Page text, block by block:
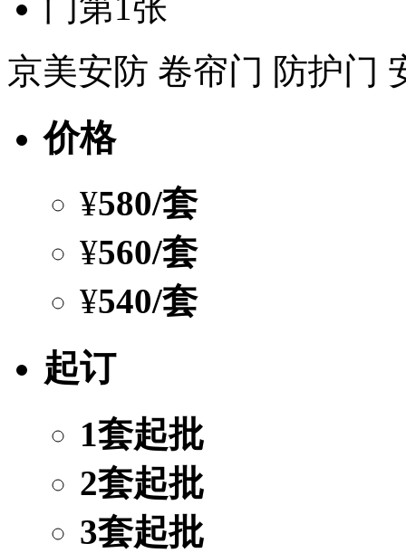
京美安防 卷帘门 防护门
价格
¥580/套
¥560/套
¥540/套
起订
1套起批
2套起批
3套起批